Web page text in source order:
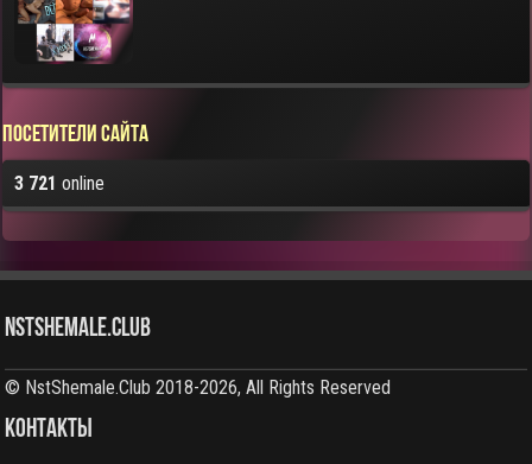
Посетители сайта
3 721 online
NstShemale.Club
© NstShemale.Club 2018-2026, All Rights Reserved
КОНТАКТЫ